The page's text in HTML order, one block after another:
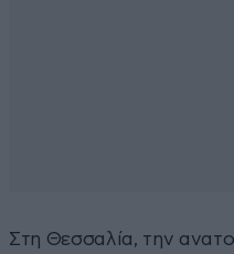
Στη Θεσσαλία, την